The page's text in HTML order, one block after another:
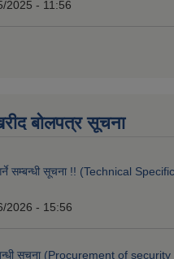
2025 - 11:56
बोलपत्र सूचना
सम्बन्धी सूचना !! (Technical
2026 - 15:56
सूचना (Procurement of